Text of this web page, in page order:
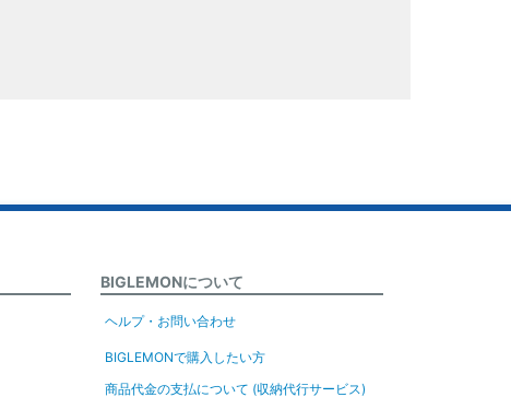
BIGLEMONについて
ヘルプ・お問い合わせ
BIGLEMONで購入したい方
商品代金の支払について (収納代行サービス)